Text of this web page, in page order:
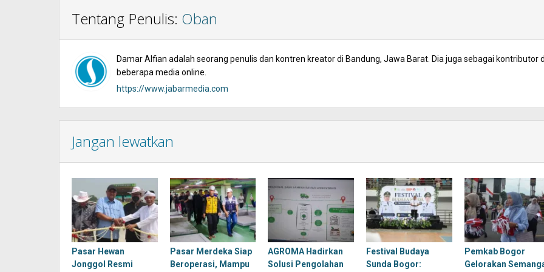
Tentang Penulis: Oban
Damar Alfian adalah seorang penulis dan kontren kreator di Bandung, Jawa Barat. Dia juga sebagai kontributor
beberapa media online.
https://www.jabarmedia.com
Jangan lewatkan
Pasar Hewan
Jonggol Resmi
Pasar Merdeka Siap
Beroperasi, Mampu
AGROMA Hadirkan
Solusi Pengolahan
Festival Budaya
Sunda Bogor:
Pemkab Bogor
Gelorakan